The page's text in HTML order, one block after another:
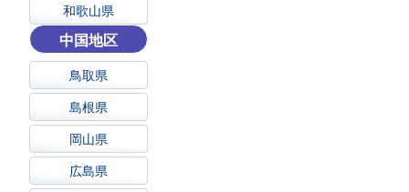
和歌山県
中国地区
鳥取県
島根県
岡山県
広島県